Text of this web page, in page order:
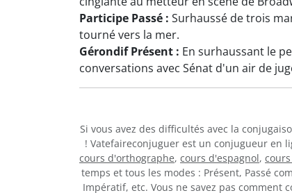
Participe Passé : Surhaussé de trois
tourné vers la mer.
Gérondif Présent : En surhaussant le
conversations avec Sénat d'un air de
Si vous avez des difficultés avec la
! Vatefaireconjuguer est un conjugueur en
cours d'orthographe, cours d'espagnol,
temps et tous les modes : Présent, Passé
Impératif, etc. Vous ne savez pas comment